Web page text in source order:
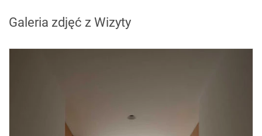
Galeria zdjęć z Wizyty